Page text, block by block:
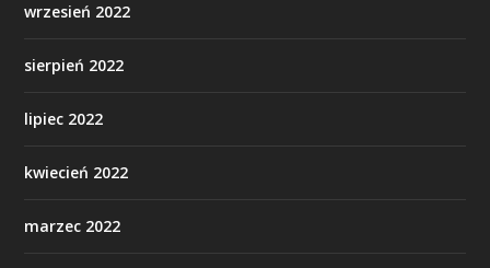
wrzesień 2022
sierpień 2022
lipiec 2022
kwiecień 2022
marzec 2022